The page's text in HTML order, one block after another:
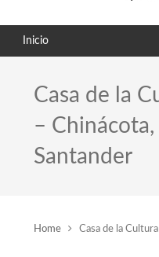
Inicio
Casa de la
–
Santander
Home Casa de la